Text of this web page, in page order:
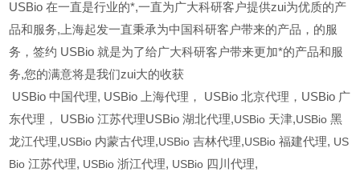
USBio 在一直是行业的*,一直为广大科研客户提供zui为优质的产
品和服务,上海起发一直秉承为中国科研客户带来的产品，的服
务，签约 USBio 就是为了给广大科研客户带来更加*的产品和服
务,您的满意将是我们zui大的收获
USBio中国代理, USBio 上海代理， USBio 北京代理，USBio 广
东代理， USBio 江苏代理USBio 湖北代理,USBio 天津,USBio黑
龙江代理,USBio 内蒙古代理,USBio吉林代理,USBio福建代理, US
Bio江苏代理, USBio浙江代理, USBio 四川代理,